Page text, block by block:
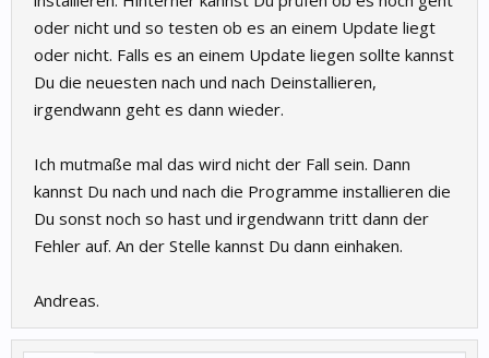
oder nicht und so testen ob es an einem Update liegt
oder nicht. Falls es an einem Update liegen sollte kannst
Du die neuesten nach und nach Deinstallieren,
irgendwann geht es dann wieder.
Ich mutmaße mal das wird nicht der Fall sein. Dann
kannst Du nach und nach die Programme installieren die
Du sonst noch so hast und irgendwann tritt dann der
Fehler auf. An der Stelle kannst Du dann einhaken.
Andreas.